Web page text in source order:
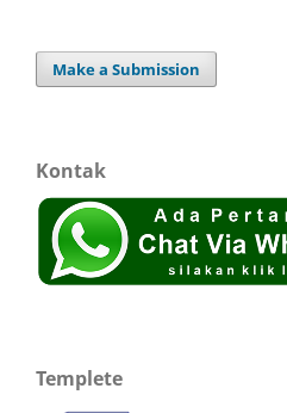
Make a Submission
Kontak
Templete